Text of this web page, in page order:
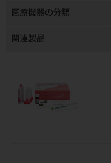
医療機器の分類
関連製品